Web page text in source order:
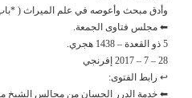
وأدق مبحث وأعوصه في علم الميراث ( *باب
⬅ مجلس فتاوى الجمعة.
5 ذو القعدة – 1438 هجري.
28 – 7 – 2017 إفرنجي
↩ رابط الفتوى:
⬅ خدمة الدرر الحسان من مجالس